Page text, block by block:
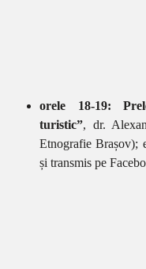
orele 18-19:
turistic”, dr.
Etnografie Brașov);
și transmis pe